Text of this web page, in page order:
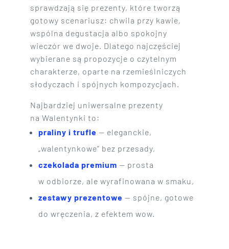
sprawdzają się prezenty, które tworzą
gotowy scenariusz: chwila przy kawie,
wspólna degustacja albo spokojny
wieczór we dwoje. Dlatego najczęściej
wybierane są propozycje o czytelnym
charakterze, oparte na rzemieślniczych
słodyczach i spójnych kompozycjach.
Najbardziej uniwersalne prezenty
na Walentynki to:
praliny i trufle— eleganckie,
„walentynkowe” bez przesady,
czekolada premium— prosta
w odbiorze, ale wyrafinowana w smaku,
zestawy prezentowe— spójne, gotowe
do wręczenia, z efektem wow.